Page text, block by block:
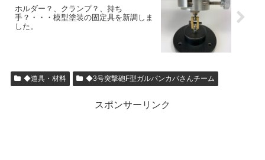
ホルダー？、クランプ？、持ち
手？・・・模型塗装の固定具を新調しま
した。
◆道具・材料 ◆3号突撃砲F型ガルパンカバさんチーム
スポンサーリンク